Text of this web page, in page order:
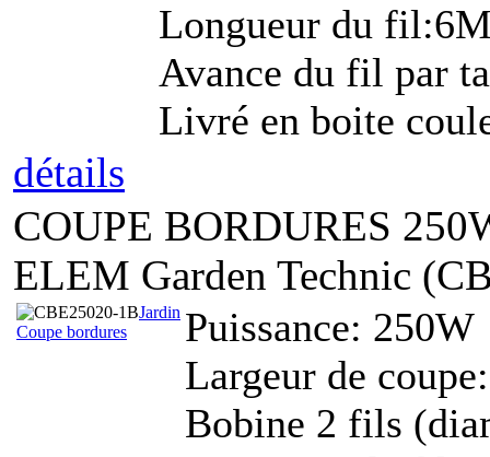
Longueur du
Avance du fil par
Livré en boite
détails
COUPE BORDURES
ELEM Garden Technic
Jardin
Coupe bordures
Puissance: 250W
Largeur de
Bobine 2 fils